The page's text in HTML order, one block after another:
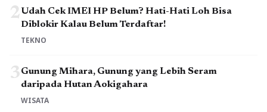
2Udah Cek IMEI HP Belum? Hati-Hati Loh Bisa
Diblokir Kalau Belum Terdaftar!
TEKNO
3Gunung Mihara, Gunung yang Lebih Seram
daripada Hutan Aokigahara
WISATA